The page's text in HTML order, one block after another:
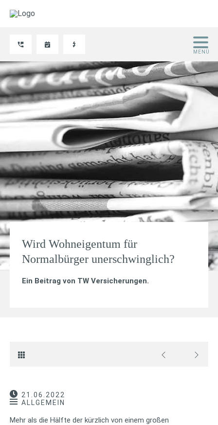
Wird Wohneigentum für
Normalbürger unerschwinglich?
Ein Beitrag von TW Versicherungen.
21.06.2022
ALLGEMEIN
Mehr als die Hälfte der kürzlich von einem großen